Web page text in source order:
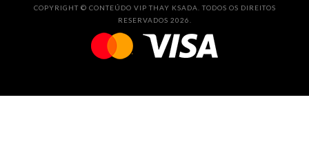
COPYRIGHT © CONTEÚDO VIP THAY KSADA. TODOS OS DIREITOS
RESERVADOS 2026.